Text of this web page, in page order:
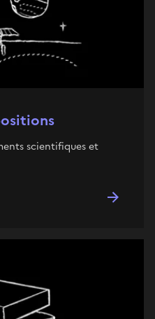
scientifiques et